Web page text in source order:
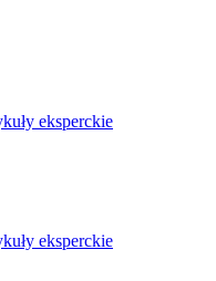
eksperckie
eksperckie